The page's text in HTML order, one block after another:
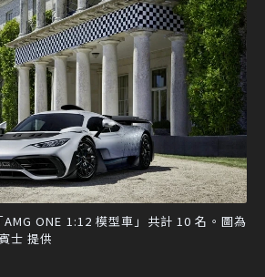
ONE 1:12 模型車」共計 10 名。圖為
士 提供